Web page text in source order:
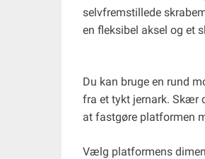
selvfremstillede
en fleksibel aksel og et
Du kan bruge en rund
fra et tykt jernark. Skær
at fastgøre platformen
Vælg platformens